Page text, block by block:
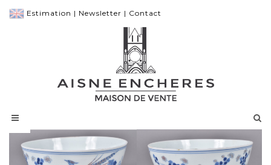
Estimation | Newsletter | Contact